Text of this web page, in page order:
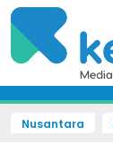
Nusantara